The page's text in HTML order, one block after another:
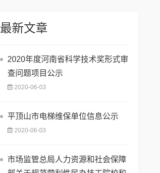
最新文章
2020年度河南省科学技术奖形式审
查问题项目公示
2020-06-03
平顶山市电梯维保单位信息公示
2020-06-03
市场监管总局人力资源和社会保障